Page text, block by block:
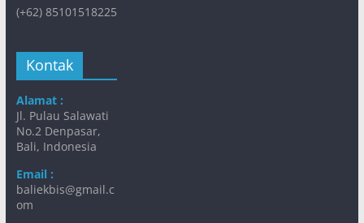
(+62) 85101518225
Kontak
Alamat :
Jl. Pulau Salawati
No.2 Denpasar,
Bali, Indonesia
Email :
baliekbis@gmail.c
om